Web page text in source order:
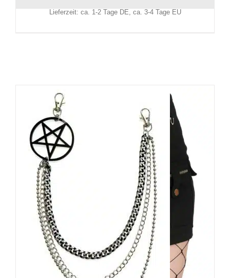
Lieferzeit: ca. 1-2 Tage DE, ca. 3-4 Tage EU